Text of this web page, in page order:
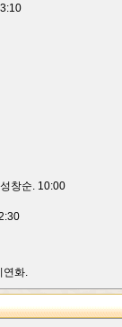
창순. 10:00
연화.